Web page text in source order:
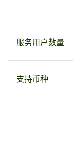
服务用户数量
支持币种